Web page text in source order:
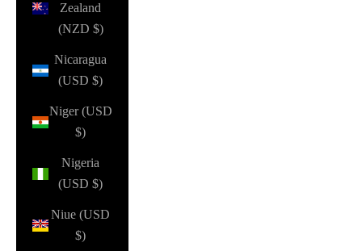
Zealand
(NZD $)
Nicaragua
(USD $)
Niger (USD
$)
Nigeria
(USD $)
Niue (USD
$)